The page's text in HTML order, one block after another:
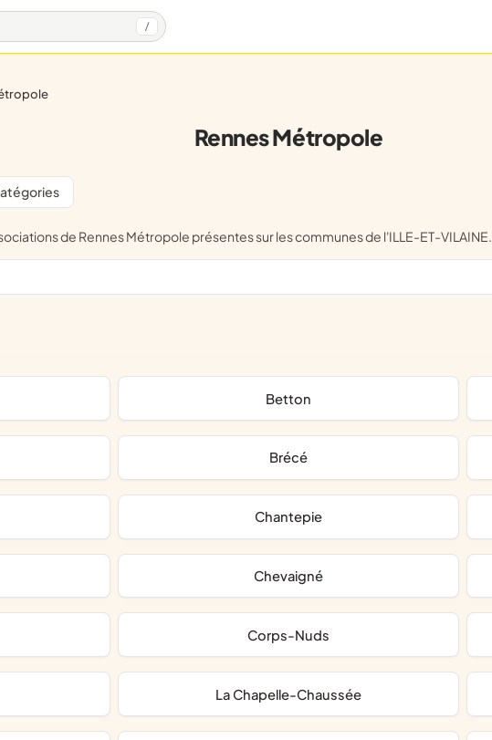
/
Rennes Métropole
de Rennes Métropole présentes sur les communes de l'ILLE-ET-VILAINE.
Betton
Brécé
Chantepie
Chevaigné
Corps-Nuds
La Chapelle-Chaussée